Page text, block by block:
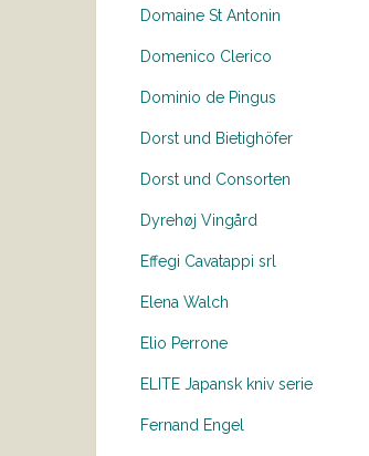
Domaine St Antonin
Domenico Clerico
Dominio de Pingus
Dorst und Bietighöfer
Dorst und Consorten
Dyrehøj Vingård
Effegi Cavatappi srl
Elena Walch
Elio Perrone
ELITE Japansk kniv serie
Fernand Engel